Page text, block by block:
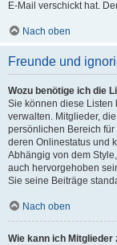
E-Mail verschickt hat.
Nach oben
Freunde und
Wozu benötige ich die
Sie können diese Listen
verwalten. Mitglieder,
persönlichen Bereich
deren Onlinestatus und
Abhängig von dem
auch hervorgehoben
Sie seine Beiträge
Nach oben
Wie kann ich